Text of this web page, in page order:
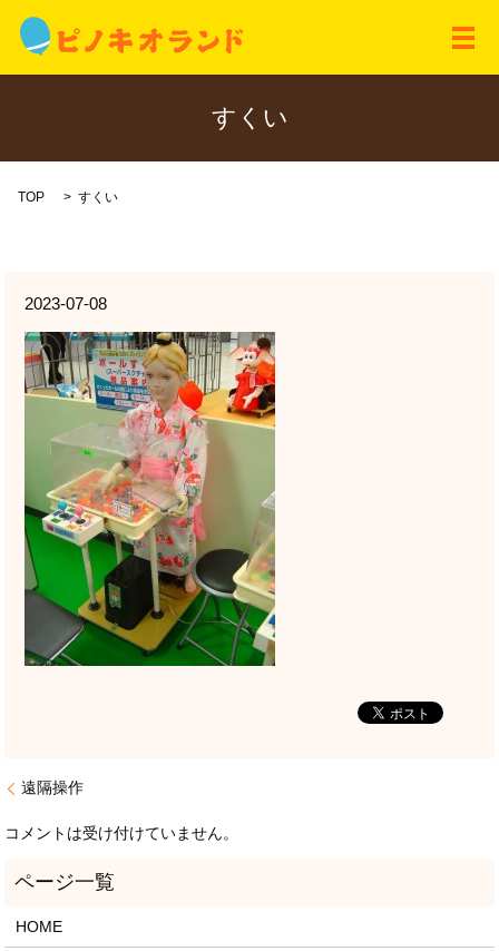
メ
すくい
TOP すくい
2023-07-08
遠隔操作
コメントは受け付けていません。
HOME